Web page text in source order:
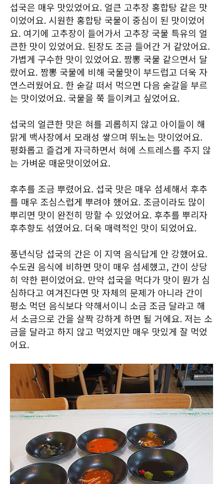
섭국은 매우 맛있었어요. 얼큰 고추장 홍합탕 같은 맛
이었어요. 시원한 홍합탕 국물이 중심이 된 맛이었어
요. 여기에 고추장이 들어가서 고추장 국물 특유의 얼
큰한 맛이 있었어요. 된장도 조금 들어간 거 같았어요.
가볍게 구수한 맛이 있었어요. 짬뽕 국물 같으면서 달
랐어요. 짬뽕 국물에 비해 국물맛이 부드럽고 더욱 자
연스러웠어요. 한 숟갈 떠서 먹으면 다음 숟갈을 부르
는 맛이었어요. 국물을 쭉 들이켜고 싶었어요.
섭국의 얼큰한 맛은 혀를 괴롭히지 않고 아이들이 해
맑게 백사장에서 모래성 쌓으며 뛰노는 맛이었어요.
평화롭고 즐겁게 자극하면서 혀에 스트레스를 주지 않
는 가벼운 매운맛이었어요.
후추를 조금 뿌렸어요. 섭국 맛은 매우 섬세해서 후추
를 매우 조심스럽게 뿌려야 했어요. 조금이라도 많이
뿌리면 맛이 완전히 망할 수 있었어요. 후추를 뿌리자
후추향도 섞였어요. 더욱 매력적인 맛이 되었어요.
풍년식당 섭국의 간은 이 지역 음식답게 안 강했어요.
수도권 음식에 비하면 맛이 매우 섬세했고, 간이 상당
히 약한 편이었어요. 만약 섭국을 먹다가 맛이 뭔가 심
심하다고 여겨진다면 맛 자체의 문제가 아니라 간이
평소 먹던 음식보다 약해서이니 소금 조금 달라고 해
서 소금으로 간을 살짝 강하게 하면 될 거에요. 저는 소
금을 달라고 하지 않고 먹었지만 매우 맛있게 잘 먹었
어요.